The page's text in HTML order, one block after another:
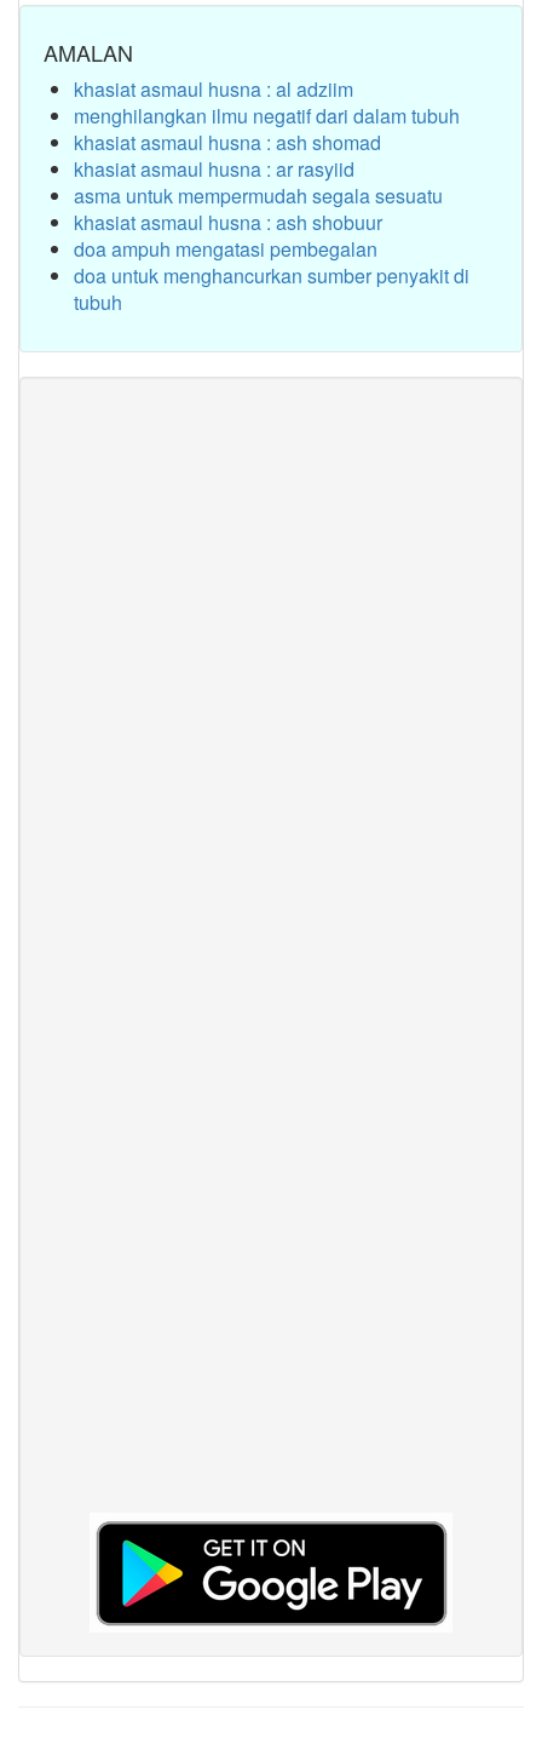
AMALAN
khasiat asmaul husna : al adziim
menghilangkan ilmu negatif dari dalam tubuh
khasiat asmaul husna : ash shomad
khasiat asmaul husna : ar rasyiid
asma untuk mempermudah segala sesuatu
khasiat asmaul husna : ash shobuur
doa ampuh mengatasi pembegalan
doa untuk menghancurkan sumber penyakit di
tubuh